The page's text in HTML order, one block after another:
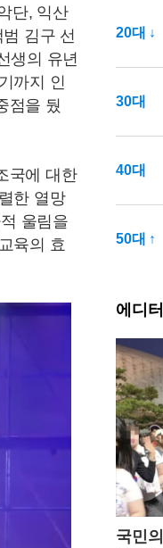
단, 익산
김구 선
생의 유년
까지 인
점을 뒀
국에 대한
한 열망
울림을
육의 효
20대 ↓
30대
40대
50대 ↑
에디
국민